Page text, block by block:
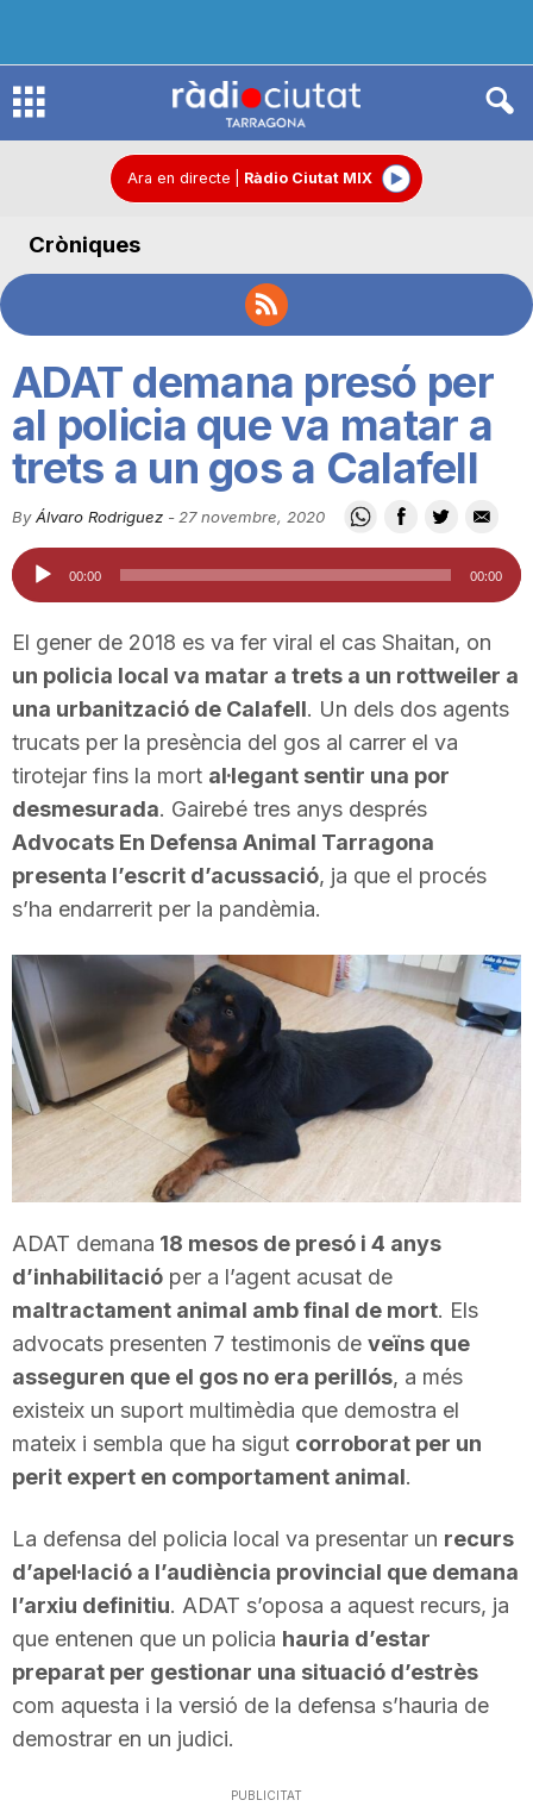
R
d
o
C
u
t
a
e
T
r
r
g
o
a
Ara en directe Ràdio Ciutat MIX
Cròniques
ADAT demana presó per
al policia que va matar a
trets a un gos a Calafell
By Álvaro Rodriguez - 27 novembre, 2020
Reproductor
d'àudio
00:00 00:00
El gener de 2018 es va fer viral el cas Shaitan, on
un policia local va matar a trets a un rottweiler a
una urbanització de Calafell. Un dels dos agents
trucats per la presència del gos al carrer el va
tirotejar fins la mort al·legant sentir una por
desmesurada. Gairebé tres anys després
Advocats En Defensa Animal Tarragona
presenta l’escrit d’acussació, ja que el procés
s’ha endarrerit per la pandèmia.
ADAT demana 18 mesos de presó i 4 anys
d’inhabilitació per a l’agent acusat de
maltractament animal amb final de mort. Els
advocats presenten 7 testimonis de veïns que
asseguren que el gos no era perillós, a més
existeix un suport multimèdia que demostra el
mateix i sembla que ha sigut corroborat per un
perit expert en comportament animal.
La defensa del policia local va presentar un recurs
d’apel·lació a l’audiència provincial que demana
l’arxiu definitiu. ADAT s’oposa a aquest recurs, ja
que entenen que un policia hauria d’estar
preparat per gestionar una situació d’estrès
com aquesta i la versió de la defensa s’hauria de
demostrar en un judici.
PUBLICITAT